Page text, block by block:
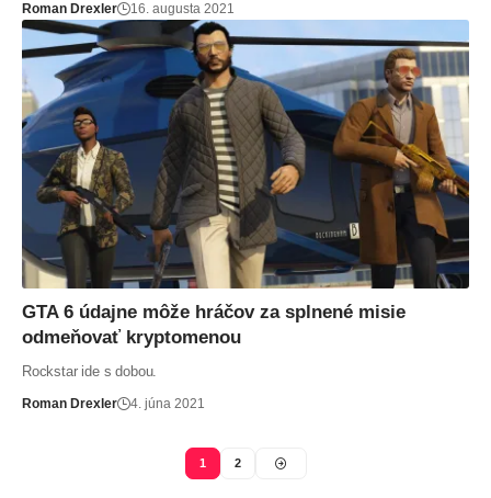
Roman Drexler 16. augusta 2021
GTA 6 údajne môže hráčov za splnené misie
odmeňovať kryptomenou
Rockstar ide s dobou.
Roman Drexler 4. júna 2021
1 2